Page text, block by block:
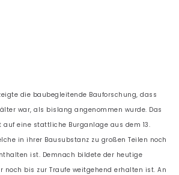
die baubegleitende Bauforschung, dass
war, als bislang angenommen wurde. Das
auf eine stattliche Burganlage aus dem 13.
in ihrer Bausubstanz zu großen Teilen noch
ist. Demnach bildete der heutige
noch bis zur Traufe weitgehend erhalten ist. An